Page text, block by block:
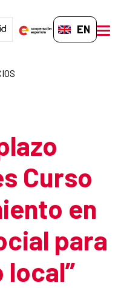
EN-GB
Curso
en
para
local”